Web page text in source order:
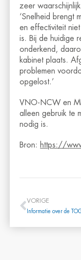
zeer
‘Snelheid brengt
en effectiviteit
is. Bij de huidige
onderkend,
kabinet plaats.
problemen
opgelost.’
VNO-NCW en
alleen gebruik te
nodig is.
Bron: https://
VORIGE